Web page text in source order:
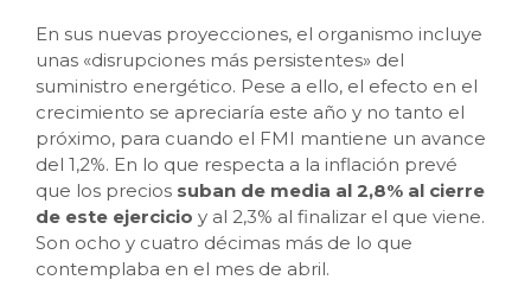
En sus nuevas proyecciones, el organismo incluye
unas «disrupciones más persistentes» del
suministro energético. Pese a ello, el efecto en el
crecimiento se apreciaría este año y no tanto el
próximo, para cuando el FMI mantiene un avance
del 1,2%. En lo que respecta a la inflación prevé
que los precios suban de media al 2,8% al cierre
de este ejercicio y al 2,3% al finalizar el que viene.
Son ocho y cuatro décimas más de lo que
contemplaba en el mes de abril.